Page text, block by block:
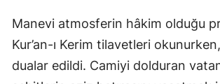
Manevi atmosferin hâkim olduğu
Kur’an-ı Kerim tilavetleri
dualar edildi. Camiyi dolduran